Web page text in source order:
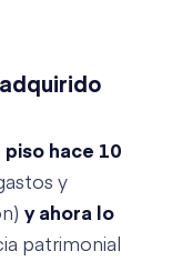
adquirido
hace 10
y
y ahora lo
patrimonial